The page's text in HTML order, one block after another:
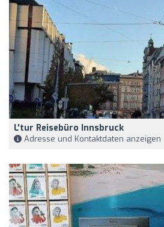
L'tur Reisebüro Innsbruck
Adresse und Kontaktdaten anzeigen